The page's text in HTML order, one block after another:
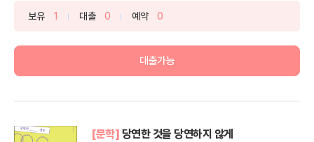
보유 1 대출 0 예약 0
대출가능
[문학] 당연한 것을 당연하지 않게